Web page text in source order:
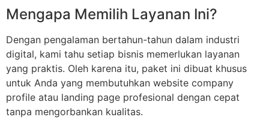
Mengapa Memilih Layanan Ini?
Dengan pengalaman bertahun-tahun dalam industri
digital, kami tahu setiap bisnis memerlukan layanan
yang praktis. Oleh karena itu, paket ini dibuat khusus
untuk Anda yang membutuhkan website company
profile atau landing page profesional dengan cepat
tanpa mengorbankan kualitas.